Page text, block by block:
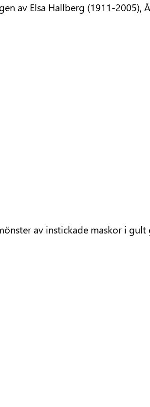
av Elsa Hallberg (1911-2005),
av instickade maskor i gult